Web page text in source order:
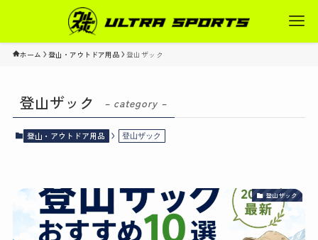
ホーム 登山・アウトドア用品 登山ザック
登山ザック – category –
登山・アウトドア用品 登山ザック
登山ザック